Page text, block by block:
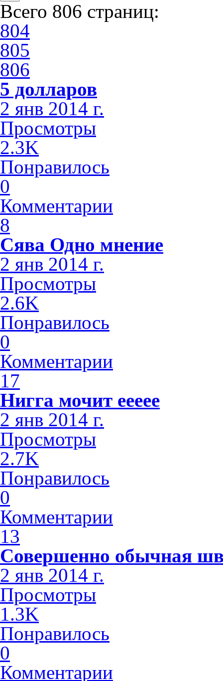
Всего 806 страниц:
804
805
806
5 долларов
2 янв 2014 г.
Просмотры
2.3K
Понравилось
0
Комментарии
8
Сява Одно мнение
2 янв 2014 г.
Просмотры
2.6K
Понравилось
0
Комментарии
17
Нигга мочит еееее
2 янв 2014 г.
Просмотры
2.7K
Понравилось
0
Комментарии
13
Совершенно обычная
2 янв 2014 г.
Просмотры
1.3K
Понравилось
0
Комментарии